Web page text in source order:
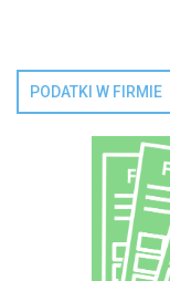
PODATKI W FIRMIE